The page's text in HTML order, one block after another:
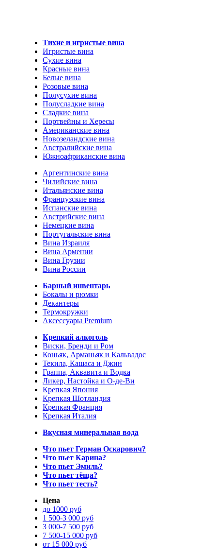
Тихие и игристые вина
Игристые вина
Сухие вина
Красные вина
Белые вина
Розовые вина
Полусухие вина
Полусладкие вина
Сладкие вина
Портвейны и Хересы
Американские вина
Новозеландские вина
Австралийские вина
Южноафриканские вина
Аргентинские вина
Чилийские вина
Итальянские вина
Французские вина
Испанские вина
Австрийские вина
Немецкие вина
Португальские вина
Вина Израиля
Вина Армении
Вина Грузии
Вина России
Барный инвентарь
Бокалы и рюмки
Декантеры
Термокружки
Аксессуары Premium
Крепкий алкоголь
Виски, Бренди и Ром
Коньяк, Арманьяк и Кальвадос
Текила, Кашаса и Джин
Граппа, Аквавита и Водка
Ликер, Настойка и О-де-Ви
Крепкая Япония
Крепкая Шотландия
Крепкая Франция
Крепкая Италия
Вкусная минеральная вода
Что пьет Герман Оскарович?
Что пьет Карина?
Что пьет Эмиль?
Что пьет тёща?
Что пьет тесть?
Цена
до 1000 руб
1 500-3 000 руб
3 000-7 500 руб
7 500-15 000 руб
от 15 000 руб